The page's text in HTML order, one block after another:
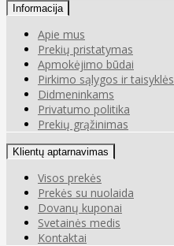
Informacija
Apie mus
Prekių pristatymas
Apmokėjimo būdai
Pirkimo sąlygos ir taisyklės
Didmeninkams
Privatumo politika
Prekių grąžinimas
Klientų aptarnavimas
Visos prekės
Prekės su nuolaida
Dovanų kuponai
Svetainės medis
Kontaktai